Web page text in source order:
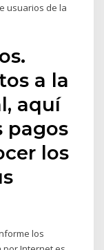
usuarios de la
a la
aquí
pagos
los
los